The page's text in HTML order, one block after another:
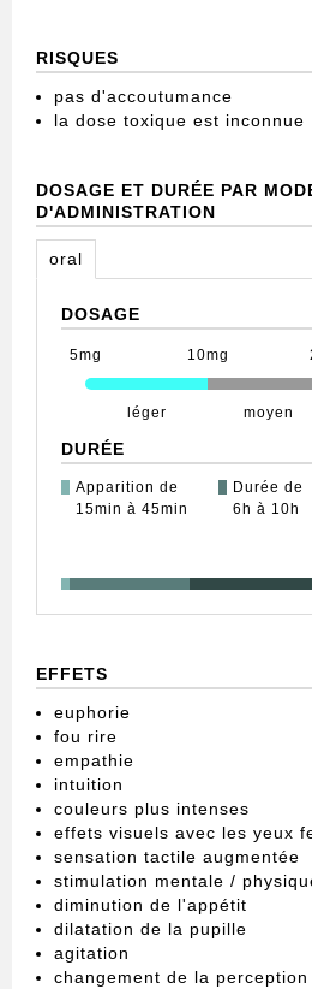
RISQUES
pas d'accoutumance
la dose toxique est inconnue
DOSAGE ET DURÉE PAR
D'ADMINISTRATION
oral
DOSAGE
5mg
léger
10mg
moyen
DURÉE
Apparition de
15min à 45min
Durée de
6h à 10h
EFFETS
euphorie
fou rire
empathie
intuition
couleurs plus intenses
effets visuels avec les yeux
sensation tactile augmentée
stimulation mentale /
diminution de l'appétit
dilatation de la pupille
agitation
changement de la